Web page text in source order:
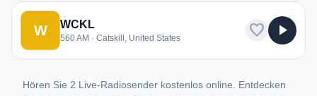
W WCKL
560 AM · Catskill, United States favorite play_arrow
Hören Sie 2 Live-Radiosender kostenlos online. Entdecken